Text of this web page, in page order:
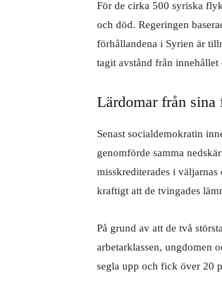
För de cirka 500 syriska
och död. Regeringen
förhållandena i Syrien är
tagit avstånd från innehållet
Lärdomar från sina
Senast socialdemokratin
genomförde samma
misskrediterades i
kraftigt att de tvingades
På grund av att de två
arbetarklassen, ungdomen
segla upp och fick över 20